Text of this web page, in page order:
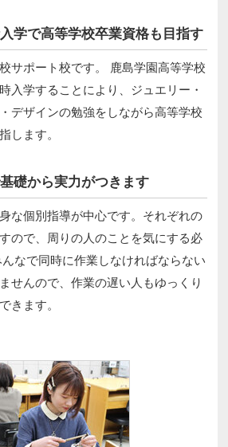
学で高等学校卒業資格も目指す
サポート校です。 鹿島学園高等学校
入学することにより、ジュエリー・
デザインの勉強をしながら高等学校
します。
礎から実力がつきます
な個別指導が中心です。それぞれの
ので、周りの人のことを気にする必
なで同時に作業しなければならない
せんので、作業の遅い人もゆっくり
きます。